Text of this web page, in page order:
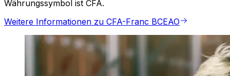
Währungssymbol ist CFA.
Weitere Informationen zu CFA-Franc BCEAO